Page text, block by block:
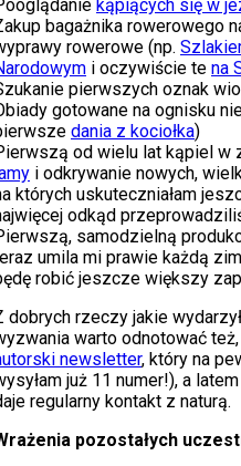
kąpiących się w
bagażnika rowerowego
rowerowe (np.
m i oczywiście te na
pierwszych oznak
gotowane na ognisku
dania z kociołka)
od wielu lat kąpiel w
i odkrywanie nowych,
których uskuteczniałam
odkąd
samodzielną
umila mi prawie każdą
robić jeszcze większy
dobrych rzeczy jakie
warto odnotować
newsletter, który na
już 11 numer!), a latem
regularny kontakt z naturą.
pozostałych